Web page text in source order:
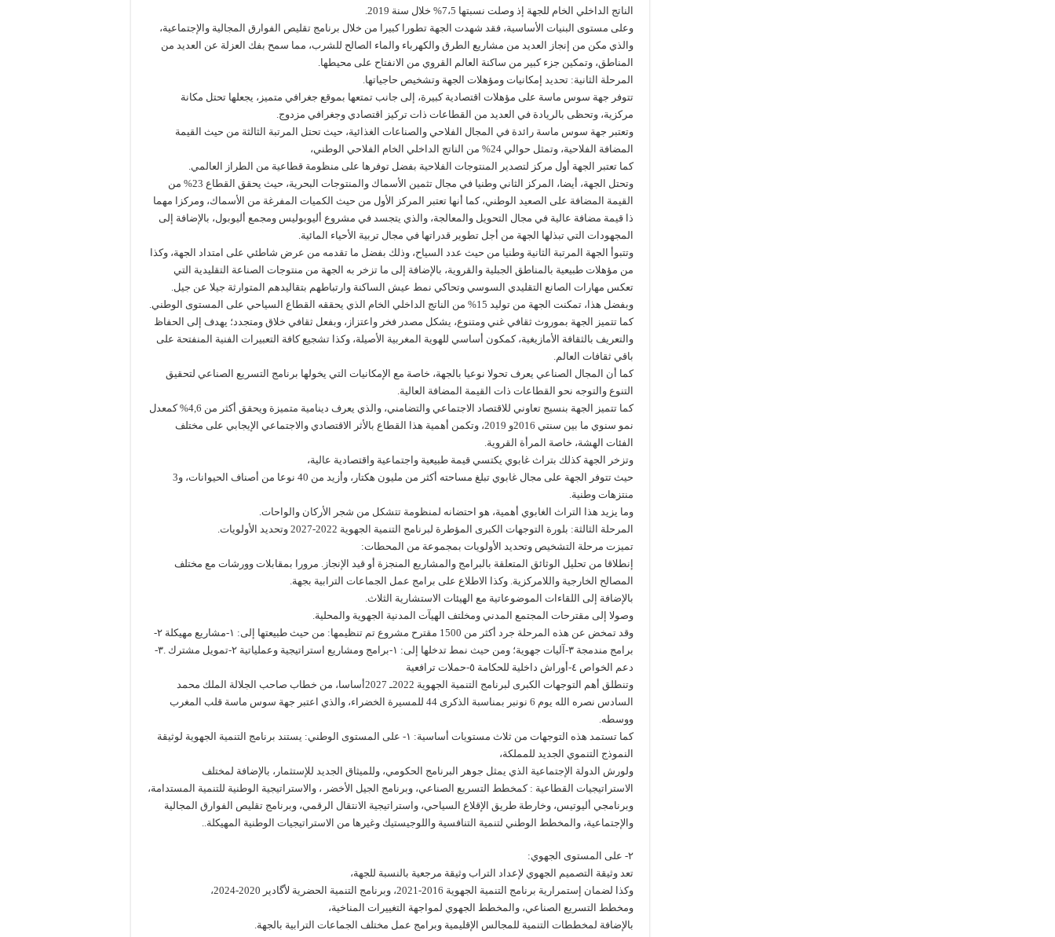
الناتج الداخلي الخام للجهة إذ وصلت نسبتها 7،5% خلال سنة 2019.
وعلى مستوى البنيات الأساسية، فقد شهدت الجهة تطورا كبيرا من خلال برنامج تقليص الفوارق المجالية والإجتماعية،
والذي مكن من إنجاز العديد من مشاريع الطرق والكهرباء والماء الصالح للشرب، مما سمح بفك العزلة عن العديد من
المناطق، وتمكين جزء كبير من ساكنة العالم القروي من الانفتاح على محيطها.
المرحلة الثانية: تحديد إمكانيات ومؤهلات الجهة وتشخيص حاجياتها.
تتوفر جهة سوس ماسة على مؤهلات اقتصادية كبيرة، إلى جانب تمتعها بموقع جغرافي متميز، يجعلها تحتل مكانة
مركزية، وتحظى بالريادة في العديد من القطاعات ذات تركيز اقتصادي وجغرافي مزدوج.
وتعتبر جهة سوس ماسة رائدة في المجال الفلاحي والصناعات الغذائية، حيث تحتل المرتبة الثالثة من حيث القيمة
المضافة الفلاحية، وتمثل حوالي 24% من الناتج الداخلي الخام الفلاحي الوطني،
كما تعتبر الجهة أول مركز لتصدير المنتوجات الفلاحية بفضل توفرها على منظومة قطاعية من الطراز العالمي.
وتحتل الجهة، أيضا، المركز الثاني وطنيا في مجال تثمين الأسماك والمنتوجات البحرية، حيث يحقق القطاع 23% من
القيمة المضافة على الصعيد الوطني، كما أنها تعتبر المركز الأول من حيث الكميات المفرغة من الأسماك، ومركزا مهما
ذا قيمة مضافة عالية في مجال التحويل والمعالجة، والذي يتجسد في مشروع أليوبوليس ومجمع أليوبول، بالإضافة إلى
المجهودات التي تبذلها الجهة من أجل تطوير قدراتها في مجال تربية الأحياء المائية.
وتتبوأ الجهة المرتبة الثانية وطنيا من حيث عدد السياح، وذلك بفضل ما تقدمه من عرض شاطئي على امتداد الجهة، وكذا
من مؤهلات طبيعية بالمناطق الجبلية والقروية، بالإضافة إلى ما تزخر به الجهة من منتوجات الصناعة التقليدية التي
تعكس مهارات الصانع التقليدي السوسي وتحاكي نمط عيش الساكنة وارتباطهم بتقاليدهم المتوارثة جيلا عن جيل.
وبفضل هذا، تمكنت الجهة من توليد 15% من الناتج الداخلي الخام الذي يحققه القطاع السياحي على المستوى الوطني.
كما تتميز الجهة بموروث ثقافي غني ومتنوع، يشكل مصدر فخر واعتزاز، وبفعل ثقافي خلاق ومتجدد؛ يهدف إلى الحفاظ
والتعريف بالثقافة الأمازيغية، كمكون أساسي للهوية المغربية الأصيلة، وكذا تشجيع كافة التعبيرات الفنية المنفتحة على
باقي ثقافات العالم.
كما أن المجال الصناعي يعرف تحولا نوعيا بالجهة، خاصة مع الإمكانيات التي يخولها برنامج التسريع الصناعي لتحقيق
التنوع والتوجه نحو القطاعات ذات القيمة المضافة العالية.
كما تتميز الجهة بنسيج تعاوني للاقتصاد الاجتماعي والتضامني، والذي يعرف دينامية متميزة ويحقق أكثر من 4,6% كمعدل
نمو سنوي ما بين سنتي 2016و 2019، وتكمن أهمية هذا القطاع بالأثر الاقتصادي والاجتماعي الإيجابي على مختلف
الفئات الهشة، خاصة المرأة القروية.
وتزخر الجهة كذلك بتراث غابوي يكتسي قيمة طبيعية واجتماعية واقتصادية عالية،
حيث تتوفر الجهة على مجال غابوي تبلغ مساحته أكثر من مليون هكتار، وأزيد من 40 نوعا من أصناف الحيوانات، و3
منتزهات وطنية.
وما يزيد هذا التراث الغابوي أهمية، هو احتضانه لمنظومة تتشكل من شجر الأركان والواحات.
المرحلة الثالثة: بلورة التوجهات الكبرى المؤطرة لبرنامج التنمية الجهوية 2022-2027 وتحديد الأولويات.
تميزت مرحلة التشخيص وتحديد الأولويات بمجموعة من المحطات:
إنطلاقا من تحليل الوثائق المتعلقة بالبرامج والمشاريع المنجزة أو قيد الإنجاز. مرورا بمقابلات وورشات مع مختلف
المصالح الخارجية واللامركزية. وكذا الاطلاع على برامج عمل الجماعات الترابية بجهة.
بالإضافة إلى اللقاءات الموضوعاتية مع الهيئات الاستشارية الثلاث.
وصولا إلى مقترحات المجتمع المدني ومخلتف الهيآت المدنية الجهوية والمحلية.
وقد تمخض عن هذه المرحلة جرد أكثر من 1500 مقترح مشروع تم تنظيمها: من حيث طبيعتها إلى: ١-مشاريع مهيكلة ٢-
برامج مندمجة ٣-آليات جهوية؛ ومن حيث نمط تدخلها إلى: ١-برامج ومشاريع استراتيجية وعملياتية ٢-تمويل مشترك .٣-
دعم الخواص ٤-أوراش داخلية للحكامة ٥-حملات ترافعية
وتنطلق أهم التوجهات الكبرى لبرنامج التنمية الجهوية 2022ـ 2027أساسا، من خطاب صاحب الجلالة الملك محمد
السادس نصره الله يوم 6 نونبر بمناسبة الذكرى 44 للمسيرة الخضراء، والذي اعتبر جهة سوس ماسة قلب المغرب
ووسطه.
كما تستمد هذه التوجهات من ثلاث مستويات أساسية: ١- على المستوى الوطني: يستند برنامج التنمية الجهوية لوثيقة
النموذج التنموي الجديد للمملكة،
ولورش الدولة الإجتماعية الذي يمثل جوهر البرنامج الحكومي، وللميثاق الجديد للإستثمار، بالإضافة لمختلف
الاستراتيجيات القطاعية : كمخطط التسريع الصناعي، وبرنامج الجيل الأخضر ، والاستراتيجية الوطنية للتنمية المستدامة،
وبرنامجي أليوتيس، وخارطة طريق الإقلاع السياحي، واستراتيجية الانتقال الرقمي، وبرنامج تقليص الفوارق المجالية
والإجتماعية، والمخطط الوطني لتنمية التنافسية واللوجيستيك وغيرها من الاستراتيجيات الوطنية المهيكلة..
٢- على المستوى الجهوي:
تعد وثيقة التصميم الجهوي لإعداد التراب وثيقة مرجعية بالنسبة للجهة،
وكذا لضمان إستمرارية برنامج التنمية الجهوية 2016-2021، وبرنامج التنمية الحضرية لأگادير 2020-2024،
ومخطط التسريع الصناعي، والمخطط الجهوي لمواجهة التغييرات المناخية،
بالإضافة لمخططات التنمية للمجالس الإقليمية وبرامج عمل مختلف الجماعات الترابية بالجهة.